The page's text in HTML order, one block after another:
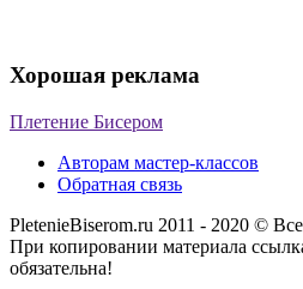
Хорошая реклама
Плетение Бисером
Авторам мастер-классов
Обратная связь
PletenieBiserom.ru 2011 - 2020 ©
При копировании материала
обязательна!